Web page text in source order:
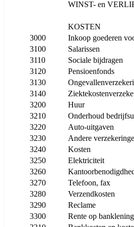
WINST- en
KOSTEN
3000
Inkoop goederen
3100
Salarissen
3110
Sociale bijdragen
3120
Pensioenfonds
3130
3140
3200
Huur
3210
Onderhoud
3220
Auto-uitgaven
3230
Andere
3240
Kosten
3250
Elektriciteit
3260
3270
Telefoon, fax
3280
Verzendkosten
3290
Reclame
3300
Rente op banklening